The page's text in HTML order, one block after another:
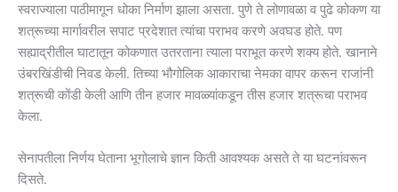
स्वराज्याला पाठीमागून धोका निर्माण झाला असता. पुणे ते लोणावळा व पुढे कोकण या
शत्रूच्या मार्गावरील सपाट प्रदेशात त्यांचा पराभव करणे अवघड होते. पण
सह्याद्रीतील घाटातून कोकणात उतरताना त्याला पराभूत करणे शक्य होते. खानाने
उंबरखिंडीची निवड केली. तिच्या भौगोलिक आकाराचा नेमका वापर करून राजांनी
शत्रूची कोंडी केली आणि तीन हजार मावळ्यांकडून तीस हजार शत्रूचा पराभव
केला.
सेनापतीला निर्णय घेताना भूगोलाचे ज्ञान किती आवश्यक असते ते या घटनांवरून
दिसते.